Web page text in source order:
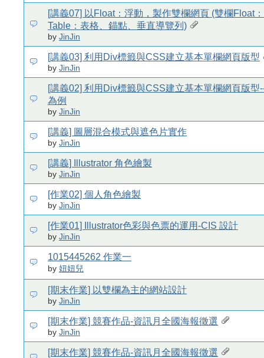
[講義07] 以Float：浮動，製作雙欄網頁 (雙欄Float
Table：表格、錨點、垂直導覽列)
by JinJin
[講義03] 利用Div標籤與CSS建立基本單欄網頁版型
by JinJin
[講義02] 利用Div標籤與CSS建立基本單欄網頁版型
為例
by JinJin
[講義] 圖層混合模式與遮色片實作
by JinJin
[講義] Illustrator 角色繪製
by JinJin
[作業02] 個人角色繪製
by JinJin
[作業01] Illustrator色彩與色票的運用-CIS 設計
by JinJin
1015445262 作業一
by 妞妞兒
[期末作業] 以雙欄為主的網站設計
by JinJin
[期末作業] 競賽作品-資訊月全國海報徵選
by JinJin
[期末作業] 競賽作品-資訊月全國海報徵選